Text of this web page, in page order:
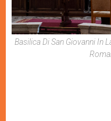
Basilica Di San Giovanni In